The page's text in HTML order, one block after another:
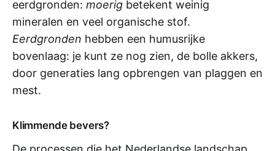
eerdgronden: moerig betekent weinig
mineralen en veel organische stof.
Eerdgronden hebben een humusrijke
bovenlaag: je kunt ze nog zien, de bolle akkers,
door generaties lang opbrengen van plaggen en
mest.
Klimmende bevers?